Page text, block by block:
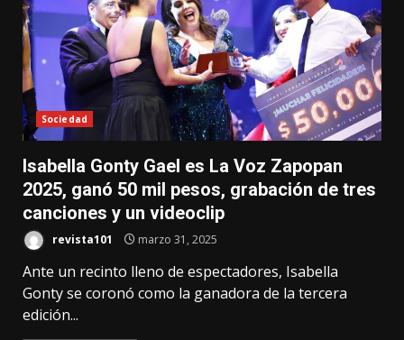
Sociedad
Isabella Gonty Gael es La Voz Zapopan
2025, ganó 50 mil pesos, grabación de tres
canciones y un videoclip
revista101 marzo 31, 2025
Ante un recinto lleno de espectadores, Isabella
Gonty se coronó como la ganadora de la tercera
edición...